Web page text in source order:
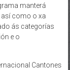
manterá
así como o xa
ás categorías
e o
Cantones